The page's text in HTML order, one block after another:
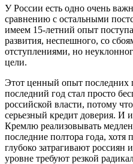
У России есть одно очень
сравнению с остальными
имеем 15-летний опыт
развития, неспешного, со
отступлениями, но
цели.
Этот ценный опыт последних
последний год стал просто
российской власти, потому
серьезный кредит доверия. И
Кремлю реализовывать
последние полтора года,
глубоко затрагивают россиян
уровне требуют резкой